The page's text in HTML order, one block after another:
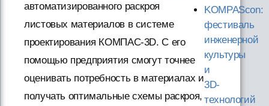
автоматизированного раскроя
листовых материалов в системе
проектирования КОМПАС-3D. С его
помощью предприятия смогут точнее
оценивать потребность в материалах и
получать оптимальные схемы раскроя,
KOMPAScon:
фестиваль
инженерной
культуры
и
3D-
технологий